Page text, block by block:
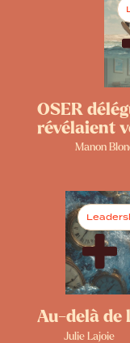
OSER
révélaient
Manon
Au-delà de
Julie Lajoie